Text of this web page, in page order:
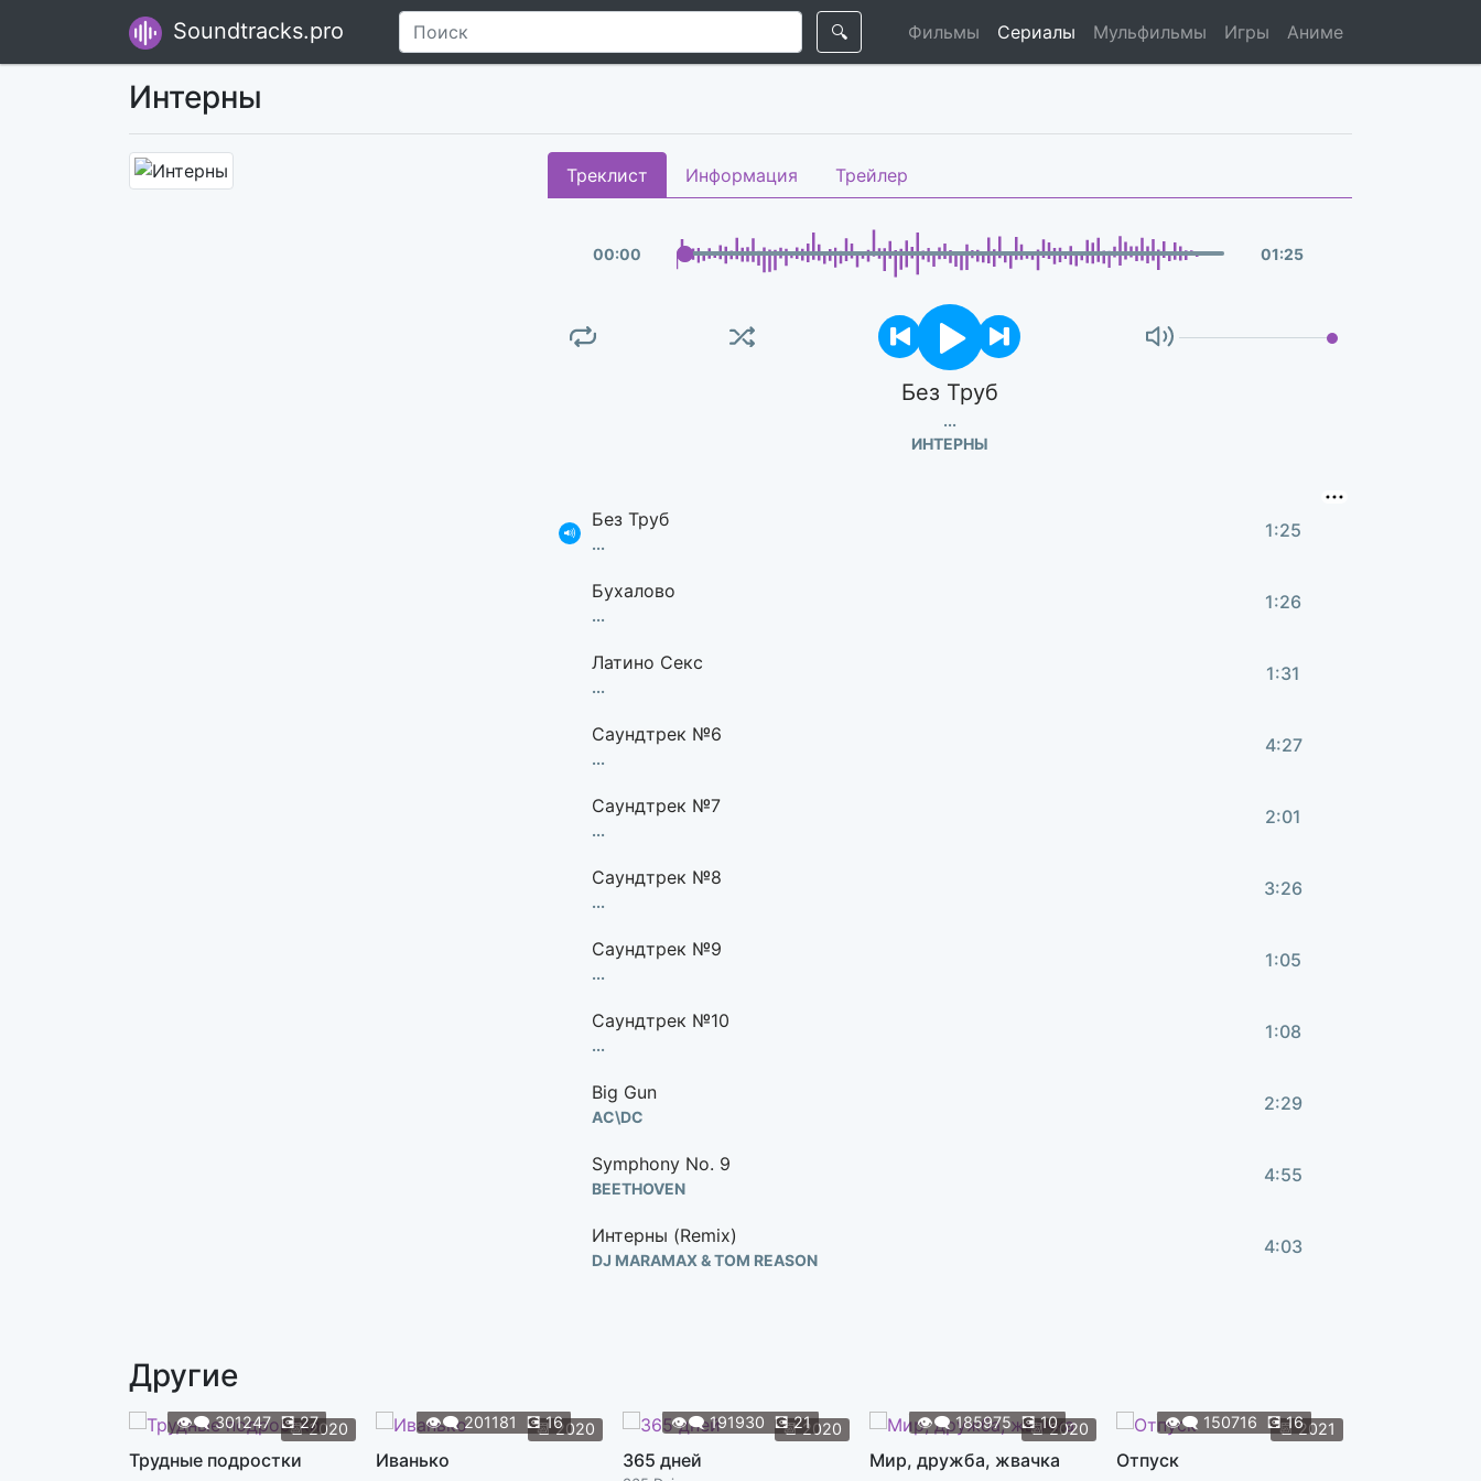
Soundtracks.pro 🔍 Фильмы Сериалы Мульфильмы Игры Аниме
Интерны
Треклист Информация Трейлер
00:00 01:25
Без Труб
...
ИНТЕРНЫ
Без Труб
...
1:25
Бухалово
...
1:26
Латино Секс
...
1:31
Саундтрек №6
...
4:27
Саундтрек №7
...
2:01
Саундтрек №8
...
3:26
Саундтрек №9
...
1:05
Саундтрек №10
...
1:08
Big Gun
AC\DC
2:29
Symphony No. 9
BEETHOVEN
4:55
Интерны (Remix)
DJ MARAMAX & TOM REASON
4:03
In the Hall of the Mountain King
EDVARD GRIEG
Другие
📆2020
👁️‍🗨️301247 💽27
Трудные подростки
📆2020
👁️‍🗨️201181 💽16
Иванько
📆2020
👁️‍🗨️191930 💽21
365 дней
📆2020
👁️‍🗨️185975 💽10
Мир, дружба, жвачка
📆2021
👁️‍🗨️ 150716 💽16
Отпуск